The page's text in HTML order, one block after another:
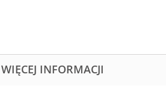
WIĘCEJ INFORMACJI